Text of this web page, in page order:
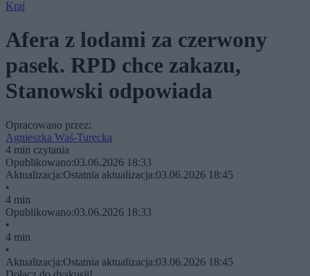
Kraj
Afera z lodami za czerwony
pasek. RPD chce zakazu,
Stanowski odpowiada
Opracowano przez:
Agnieszka Waś-Turecka
4 min czytania
Opublikowano:03.06.2026 18:33
Aktualizacja:Ostatnia aktualizacja:03.06.2026 18:45
•
4 min
Opublikowano:03.06.2026 18:33
•
4 min
•
Aktualizacja:Ostatnia aktualizacja:03.06.2026 18:45